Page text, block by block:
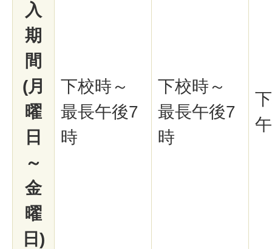
入
期
間
(月
曜
日
～
金
曜
日)
下校時～
最長午後7
時
下校時～
最長午後7
時